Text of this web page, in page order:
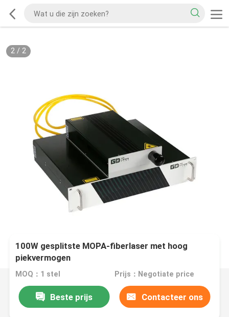
2/ 2
100W gesplitste MOPA-fiberlaser met hoog
piekvermogen
MOQ：1 stel Prijs：Negotiate price
Beste prijs Contacteer ons